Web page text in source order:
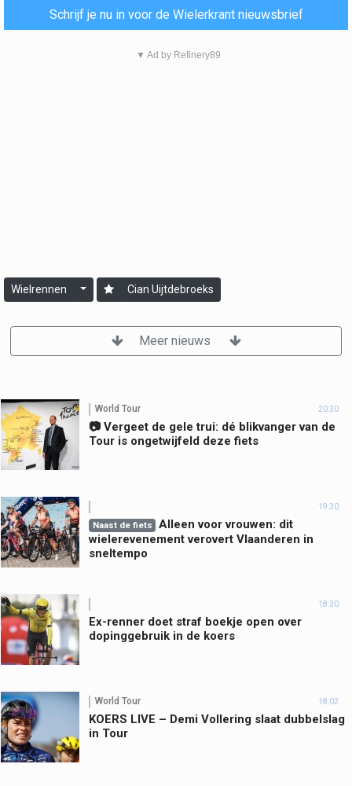
Schrijf je nu in voor de Wielerkrant nieuwsbrief
▼ Ad by Refinery89
Wielrennen Cian Uijtdebroeks
Meer nieuws
World Tour 20:30
📷 Vergeet de gele trui: dé blikvanger van de
Tour is ongetwijfeld deze fiets
19:30
Naast de fiets
Alleen voor vrouwen: dit
wielerevenement verovert Vlaanderen in
sneltempo
18:30
Ex-renner doet straf boekje open over
dopinggebruik in de koers
World Tour 18:02
KOERS LIVE – Demi Vollering slaat dubbelslag
in Tour